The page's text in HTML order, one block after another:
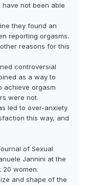
not been able
they found an
reporting orgasms.
reasons for this
controversial
as a way to
achieve orgasm
were not.
led to over-anxiety
this way, and
of Sexual
Jannini at the
20 women.
and shape of the